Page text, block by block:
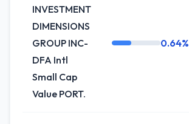
INVESTMENT
DIMENSIONS
GROUP INC-
DFA Intl
Small Cap
Value PORT.
0.64%